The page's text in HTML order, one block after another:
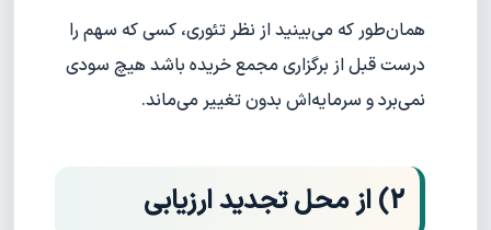
همان‌طور که می‌بینید از نظر تئوری، کسی که سهم را
درست قبل از برگزاری مجمع خریده باشد هیچ سودی
نمی‌برد و سرمایه‌اش بدون تغییر می‌ماند.
2) از محل تجدید ارزیابی